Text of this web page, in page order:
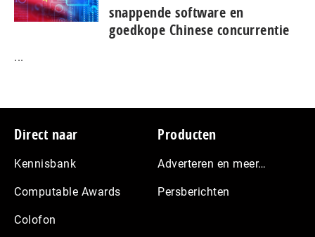
snap­pen­de software en
goedkope Chinese con­cur­ren­tie
...
Footer
Direct naar
Kennisbank
Computable Awards
Colofon
Producten
Adverteren en meer…
Persberichten